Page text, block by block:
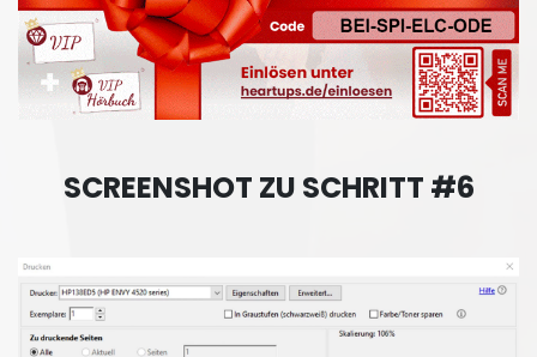
SCREENSHOT ZU SCHRITT #6